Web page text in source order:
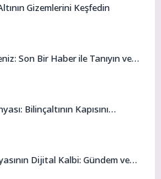
Gizemlerini Keşfedin
Son Bir Haber ile Tanıyın ve
Bilinçaltının Kapısını
Dijital Kalbi: Gündem ve